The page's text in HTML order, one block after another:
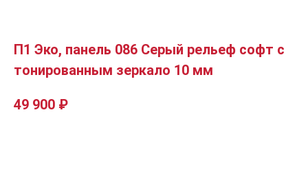
П1 Эко, панель 086 Серый рельеф софт с
тонированным зеркало 10 мм
49 900 ₽